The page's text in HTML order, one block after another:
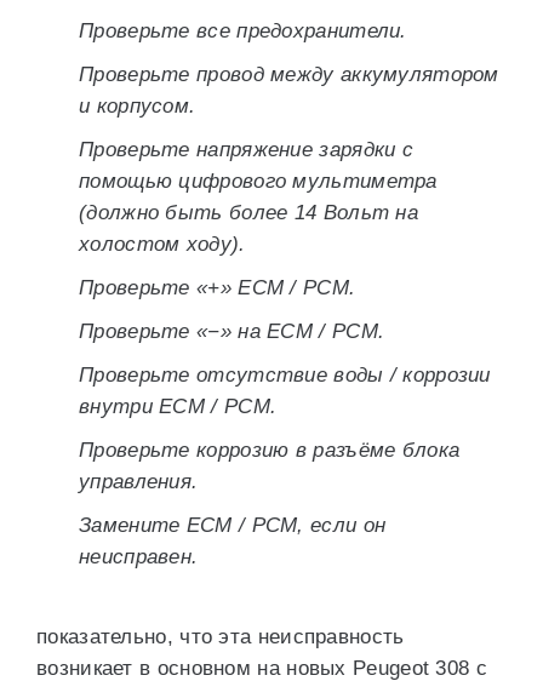
Проверьте все предохранители.
Проверьте провод между аккумулятором
и корпусом.
Проверьте напряжение зарядки с
помощью цифрового мультиметра
(должно быть более 14 Вольт на
холостом ходу).
Проверьте «+» ECM / PCM.
Проверьте «−» на ECM / PCM.
Проверьте отсутствие воды / коррозии
внутри ECM / PCM.
Проверьте коррозию в разъёме блока
управления.
Замените ECM / PCM, если он
неисправен.
показательно, что эта неисправность
возникает в основном на новых Peugeot 308 с